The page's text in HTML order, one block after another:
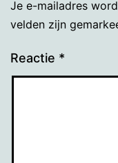
Je e-mailadres
velden zijn
Reactie *